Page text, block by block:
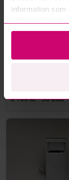
information som
3 100 kr ·50 bud